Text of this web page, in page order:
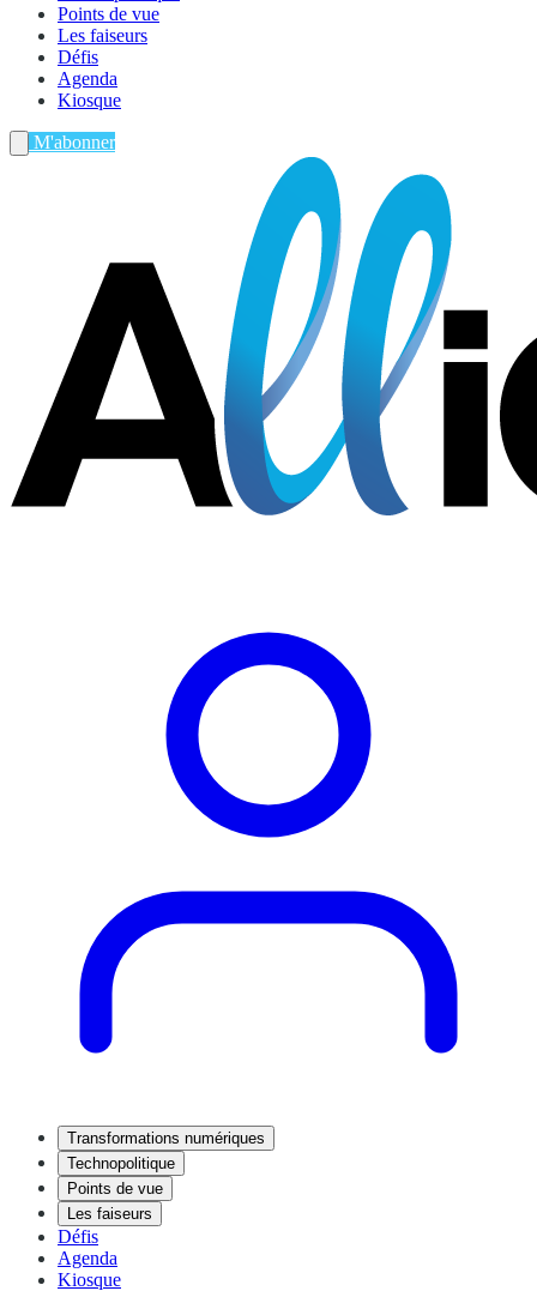
Points de vue
Les faiseurs
Défis
Agenda
Kiosque
M'abonner
Transformations numériques
Technopolitique
Points de vue
Les faiseurs
Défis
Agenda
Kiosque